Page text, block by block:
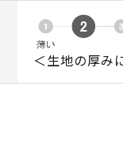
＜生地の厚み